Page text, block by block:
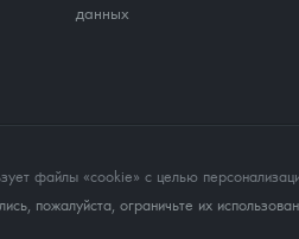
данных
файлы «cookie» с целью
пожалуйста, ограничьте их